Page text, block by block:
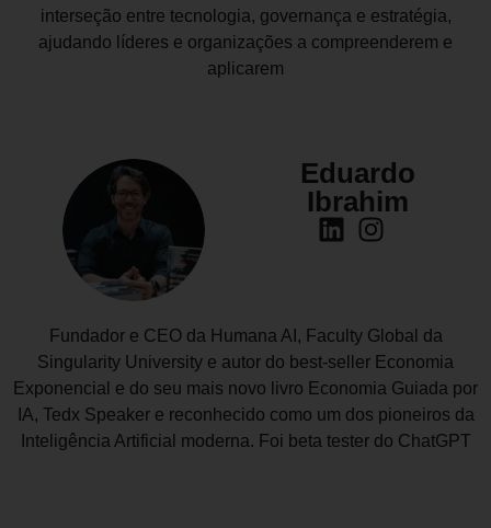
interseção entre tecnologia, governança e estratégia,
ajudando líderes e organizações a compreenderem e
aplicarem
Eduardo
Ibrahim
Fundador e CEO da Humana AI, Faculty Global da
Singularity University e autor do best-seller Economia
Exponencial e do seu mais novo livro Economia Guiada por
IA, Tedx Speaker e reconhecido como um dos pioneiros da
Inteligência Artificial moderna. Foi beta tester do ChatGPT